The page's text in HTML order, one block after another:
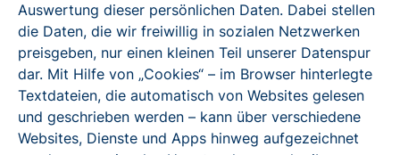
Auswertung dieser persönlichen Daten. Dabei stellen
die Daten, die wir freiwillig in sozialen Netzwerken
preisgeben, nur einen kleinen Teil unserer Datenspur
dar. Mit Hilfe von „Cookies“ – im Browser hinterlegte
Textdateien, die automatisch von Websites gelesen
und geschrieben werden – kann über verschiedene
Websites, Dienste und Apps hinweg aufgezeichnet